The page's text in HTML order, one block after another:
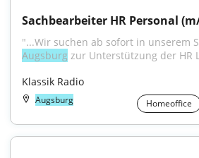
Sachbearbeiter HR Personal
Augsburg zur Unterstützung der HR
Klassik Radio
Augsburg Homeoffice